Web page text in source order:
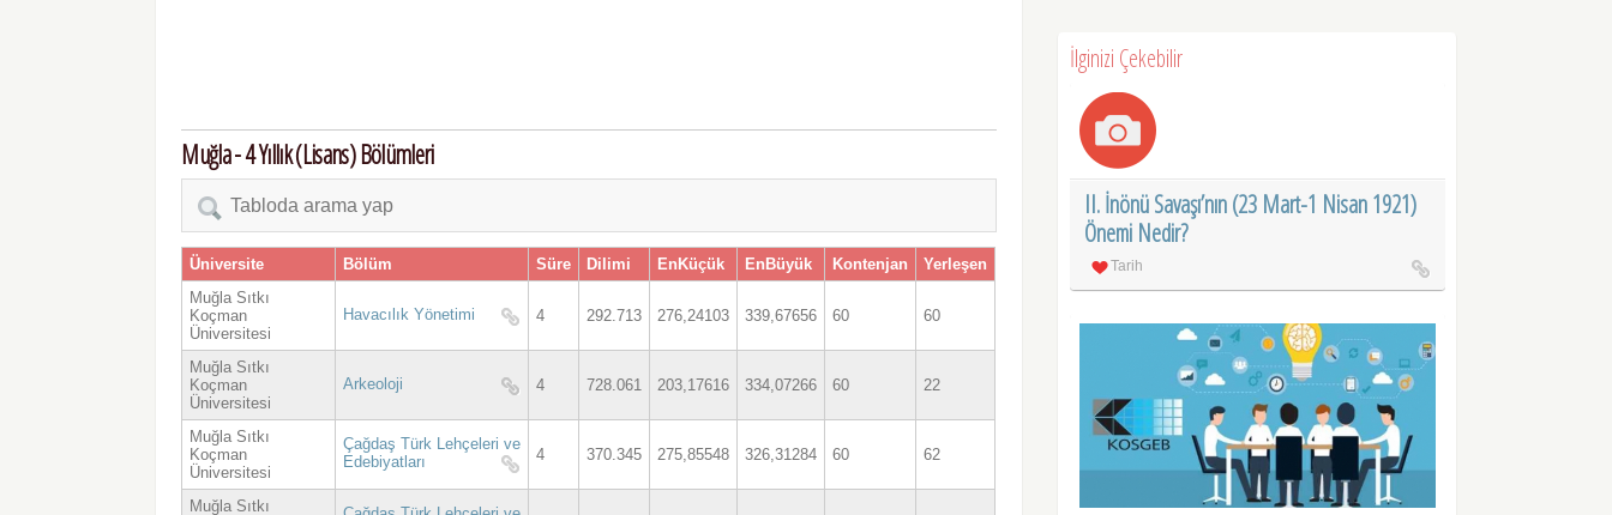
Muğla - 4 Yıllık (Lisans) Bölümleri
Üniversite Bölüm Süre Dilimi EnKüçük EnBüyük Kontenjan
Yerleşen
Muğla Sıtkı
Koçman
Üniversitesi
Havacılık Yönetimi 4 292.713 276,24103 339,67656 60 60
Muğla Sıtkı
Koçman
Üniversitesi
Arkeoloji 4 728.061 203,17616 334,07266 60 22
Muğla Sıtkı
Koçman
Üniversitesi
Çağdaş Türk Lehçeleri ve
Edebiyatları
4 370.345 275,85548 326,31284 60 62
Muğla Sıtkı
İlginizi Çekebilir
II. İnönü Savaşı’nın (23 Mart-1 Nisan 1921)
Önemi Nedir?
Tarih